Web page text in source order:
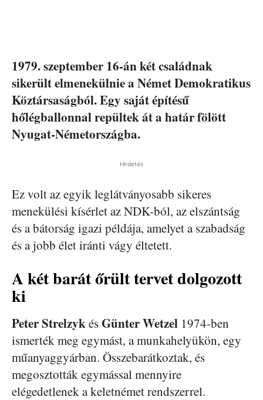
1979. szeptember 16-án két családnak
sikerült elmenekülnie a Német Demokratikus
Köztársaságból. Egy saját építésű
hőlégballonnal repültek át a határ fölött
Nyugat-Németországba.
Hirdetés
Ez volt az egyik leglátványosabb sikeres
menekülési kísérlet az NDK-ból, az elszántság
és a bátorság igazi példája, amelyet a szabadság
és a jobb élet iránti vágy éltetett.
A két barát őrült tervet dolgozott
ki
Peter StrelzykésGünter Wetzel 1974-ben
ismerték meg egymást, a munkahelyükön, egy
műanyaggyárban. Összebarátkoztak, és
megosztották egymással mennyire
elégedetlenek a keletnémet rendszerrel.